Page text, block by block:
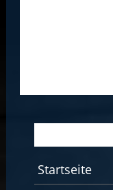
Startseite